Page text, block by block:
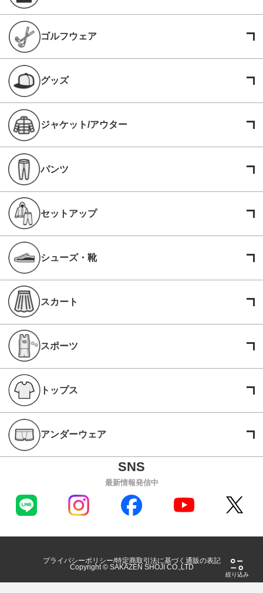
絞り込み
ゴルフウェア
グッズ
ジャケット/アウター
パンツ
セットアップ
シューズ・靴
スカート
スポーツ
トップス
アンダーウェア
最新情報発信中
プライバシーポリシー 特定商取引法に基づく通販の表記
Copyright © SAKAZEN SHOJI CO.,LTD